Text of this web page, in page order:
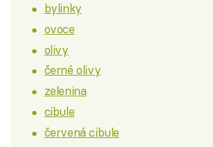
bylinky
ovoce
olivy
černé olivy
zelenina
cibule
červená cibule